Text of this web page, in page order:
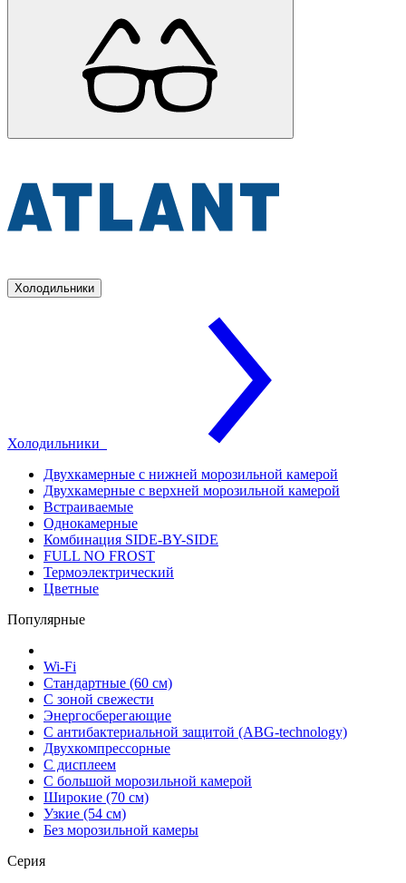
Холодильники
Холодильники
Двухкамерные с нижней морозильной камерой
Двухкамерные с верхней морозильной камерой
Встраиваемые
Однокамерные
Комбинация SIDE-BY-SIDE
FULL NO FROST
Термоэлектрический
Цветные
Популярные
Wi-Fi
Стандартные (60 см)
С зоной свежести
Энергосберегающие
С антибактериальной защитой (ABG-technology)
Двухкомпрессорные
С дисплеем
С большой морозильной камерой
Широкие (70 см)
Узкие (54 см)
Без морозильной камеры
Серия